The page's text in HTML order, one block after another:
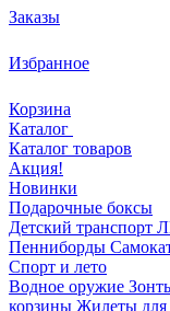
Заказы
Избранное
Корзина
Каталог
Каталог товаров
Акция!
Новинки
Подарочные боксы
Детский
Пенниборды
Спорт и лето
Водное оружие
корзины Жилеты для